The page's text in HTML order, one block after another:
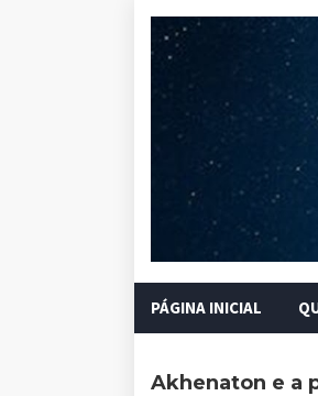
PÁGINA INICIAL
Akhenaton e a